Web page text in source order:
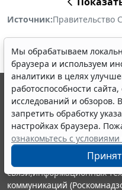
Источник:Правительство
Мы обрабатываем
браузера и используем
аналитики в целях
работоспособности сайта,
исследований и обзоров.
запретить обработку
настройках браузера.
ознакомьтесь с
© ООО "НПП "ГАРАНТ-
выпускается с 1990 года.
являются участниками
информации ГАРАНТ.
Портал ГАРАНТ.РУ
издания Федеральной
связи,информационных
коммуникаций